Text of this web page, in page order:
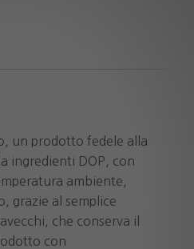
un prodotto fedele alla
ingredienti DOP, con
ambiente,
grazie al semplice
che conserva il
con